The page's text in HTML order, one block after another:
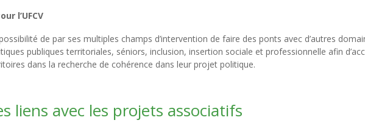
l’UFCV
de par ses multiples champs d’intervention de faire des ponts avec d’autres
publiques territoriales, séniors, inclusion, insertion sociale et professionnelle afin
dans la recherche de cohérence dans leur projet politique.
liens avec les projets associatifs